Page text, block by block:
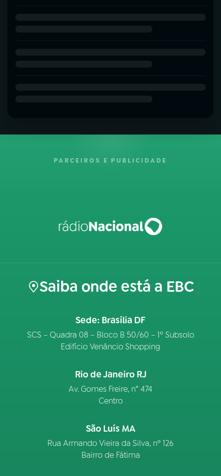
PARCEIROS E PUBLICIDADE
Saiba onde está a EBC
Sede: Brasília DF
SCS – Quadra 08 – Bloco B 50/60 – 1º Subsolo
Edifício Venâncio Shopping
Rio de Janeiro RJ
Av. Gomes Freire, n° 474
Centro
São Luís MA
Rua Armando Vieira da Silva, nº 126
Bairro de Fátima